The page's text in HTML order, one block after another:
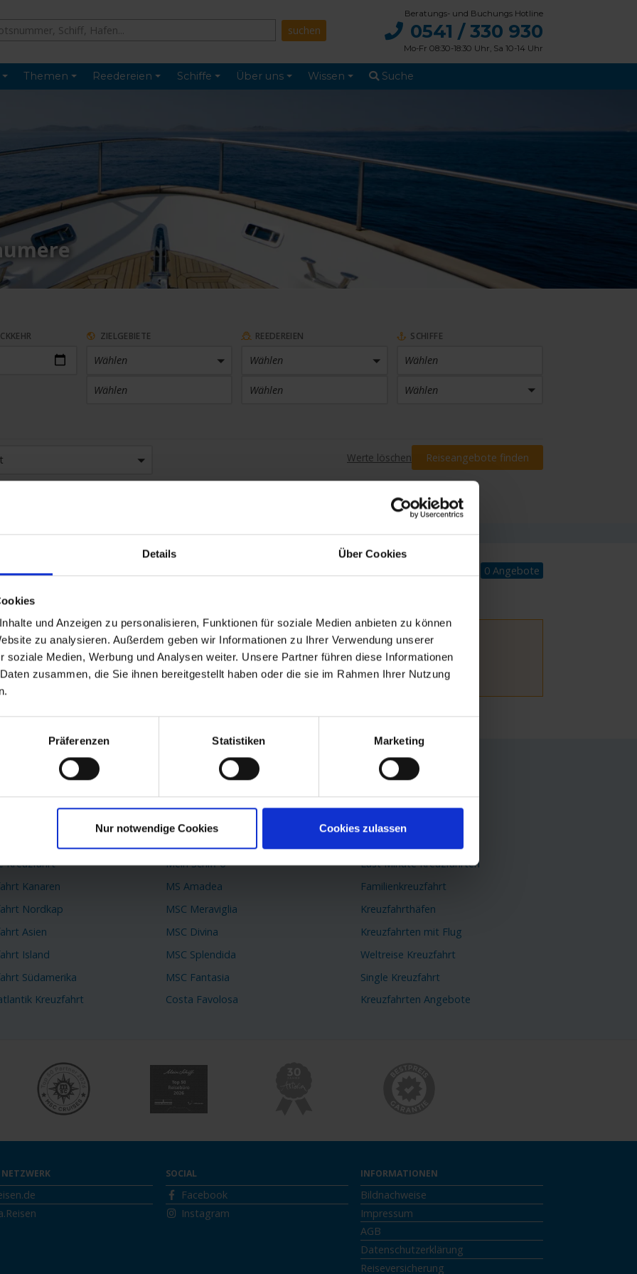
Details Über Cookies
und Anzeigen zu personalisieren, Funktionen für soziale Medien anbieten zu können
zu analysieren. Außerdem geben wir Informationen zu Ihrer Verwendung unserer
soziale Medien, Werbung und Analysen weiter. Unsere Partner führen diese Informationen
zusammen, die Sie ihnen bereitgestellt haben oder die sie im Rahmen Ihrer Nutzung
Präferenzen Statistiken Marketing
Nur notwendige Cookies Cookies zulassen
Beratungs- und Buchungs Hotline
0541 / 330 930
Mo-Fr 08:30-18:30 Uhr, Sa 10-14 Uhr
Themen Reedereien Schiffe Über uns Wissen Suche
ZIELGEBIETE
Wählen
Wählen
REEDEREIEN
Wählen
Wählen
SCHIFFE
Wählen
Wählen
Wählen
PREIS
Preis eingrenzen
Wählen
INKLUSIVLEISTUNGEN
Wählen
Werte löschen Reiseangebote finden
0 Angebote
Reiseziele
Kreuzfahrt
Kreuzfahrt
Kanaren
Nordkap
Asien
Island
Südamerika
Kreuzfahrt
TOP Schiffe
AIDAprima
Mein Schiff 6
MS Amadea
MSC Meraviglia
MSC Divina
MSC Splendida
MSC Fantasia
Costa Favolosa
TOP Themen
Flusskreuzfahrten
Last Minute Kreuzfahrten
Familienkreuzfahrt
Kreuzfahrthäfen
Kreuzfahrten mit Flug
Weltreise Kreuzfahrt
Single Kreuzfahrt
Kreuzfahrten Angebote
NETZWERK SOCIAL
Facebook
Instagram
INFORMATIONEN
Bildnachweise
Impressum
AGB
Datenschutzerklärung
Reiseversicherung